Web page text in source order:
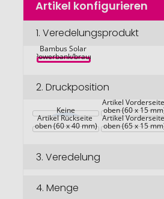
Anfang
Bildgalerie
springen
Artikel konfigurieren
1. Veredelungsprodukt
Sunwick
Bambus Solar
Powerbank/braun
2. Druckposition
Keine
Artikel Vorderseite
oben (60 x 15
Artikel Rückseite
oben (60 x 40 mm)
Artikel
oben (65 x 15
3. Veredelung
4. Menge